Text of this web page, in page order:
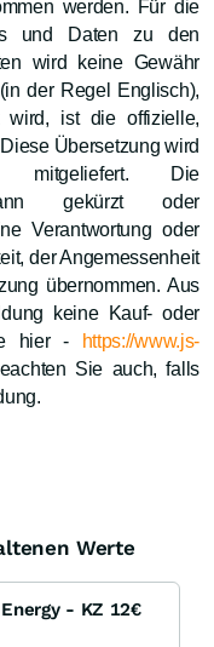
werden. Für die
und Daten zu den
wird keine Gewähr
der Regel Englisch),
wird, ist die offizielle,
Übersetzung wird
mitgeliefert. Die
gekürzt oder
Verantwortung oder
der Angemessenheit
übernommen. Aus
keine Kauf- oder
hier -
https://www.js-
Sie auch, falls
Werte
Energy - KZ 12€